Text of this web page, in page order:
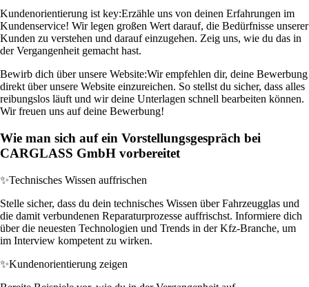
Kundenorientierung ist key:Erzähle uns von deinen Erfahrungen im
Kundenservice! Wir legen großen Wert darauf, die Bedürfnisse unserer
Kunden zu verstehen und darauf einzugehen. Zeig uns, wie du das in
der Vergangenheit gemacht hast.
Bewirb dich über unsere Website:Wir empfehlen dir, deine Bewerbung
direkt über unsere Website einzureichen. So stellst du sicher, dass alles
reibungslos läuft und wir deine Unterlagen schnell bearbeiten können.
Wir freuen uns auf deine Bewerbung!
Wie man sich auf ein Vorstellungsgespräch bei
CARGLASS GmbH vorbereitet
✨Technisches Wissen auffrischen
Stelle sicher, dass du dein technisches Wissen über Fahrzeugglas und
die damit verbundenen Reparaturprozesse auffrischst. Informiere dich
über die neuesten Technologien und Trends in der Kfz-Branche, um
im Interview kompetent zu wirken.
✨Kundenorientierung zeigen